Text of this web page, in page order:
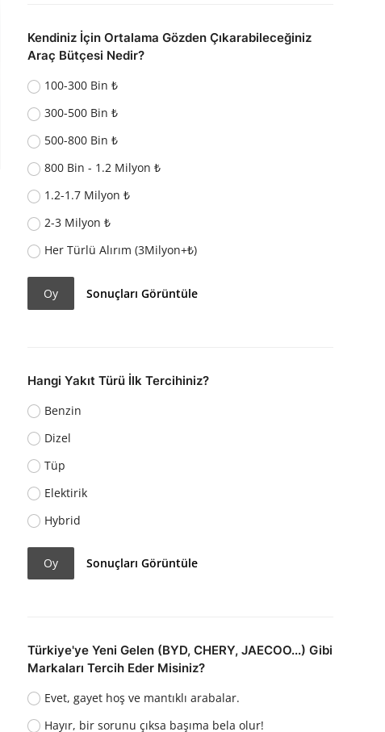
Kendiniz İçin Ortalama Gözden Çıkarabileceğiniz
Araç Bütçesi Nedir?
100-300 Bin ₺
300-500 Bin ₺
500-800 Bin ₺
800 Bin - 1.2 Milyon ₺
1.2-1.7 Milyon ₺
2-3 Milyon ₺
Her Türlü Alırım (3Milyon+₺)
Oy Sonuçları Görüntüle
Hangi Yakıt Türü İlk Tercihiniz?
Benzin
Dizel
Tüp
Elektirik
Hybrid
Oy Sonuçları Görüntüle
Türkiye'ye Yeni Gelen (BYD, CHERY, JAECOO...) Gibi
Markaları Tercih Eder Misiniz?
Evet, gayet hoş ve mantıklı arabalar.
Hayır, bir sorunu çıksa başıma bela olur!